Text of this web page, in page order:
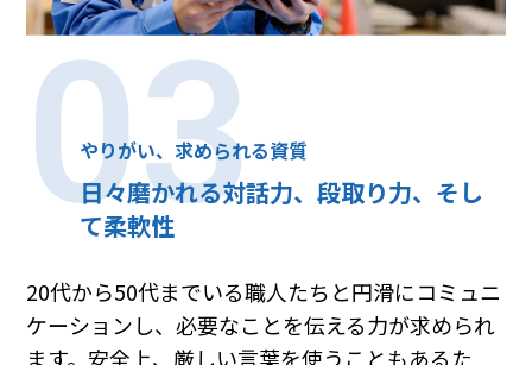
03
やりがい、求められる資質
日々磨かれる対話力、段取り力、そし
て柔軟性
20代から50代までいる職人たちと円滑にコミュニ
ケーションし、必要なことを伝える力が求められ
ます。安全上、厳しい言葉を使うこともあるた